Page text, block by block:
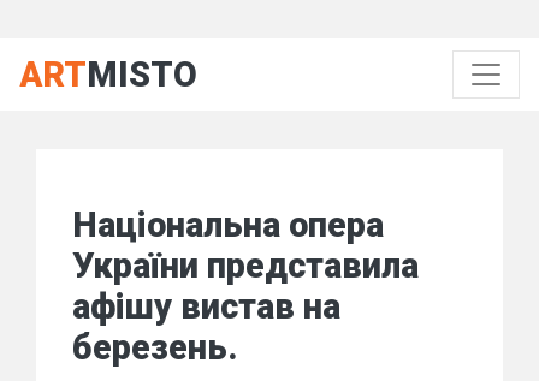
ARTMISTO
Національна опера
України представила
афішу вистав на
березень.